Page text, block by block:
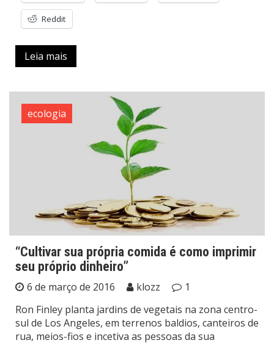
Reddit
Leia mais
ecologia
“Cultivar sua própria comida é como imprimir
seu próprio dinheiro”
6 de março de 2016 klozz
1
Ron Finley planta jardins de vegetais na zona centro-
sul de Los Angeles, em terrenos baldios, canteiros de
rua, meios-fios e incetiva as pessoas da sua